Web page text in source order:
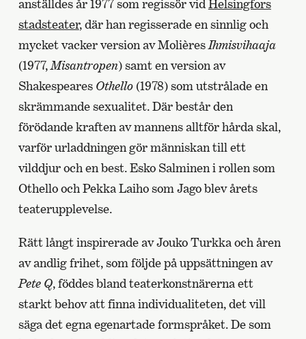
anställdes år 1977 som regissör vid Helsingfors
stadsteater, där han regisserade en sinnlig och
mycket vacker version av Molières Ihmisvihaaja
(1977,Misantropen) samt en version av
Shakespeares Othello(1978) som utstrålade en
skrämmande sexualitet. Där består den
förödande kraften av mannens alltför hårda skal,
varför urladdningen gör människan till ett
vilddjur och en best. Esko Salminen i rollen som
Othello och Pekka Laiho som Jago blev årets
teaterupplevelse.
Rätt långt inspirerade av Jouko Turkka och åren
av andlig frihet, som följde på uppsättningen av
Pete Q, föddes bland teaterkonstnärerna ett
starkt behov att finna individualiteten, det vill
säga det egna egenartade formspråket. De som